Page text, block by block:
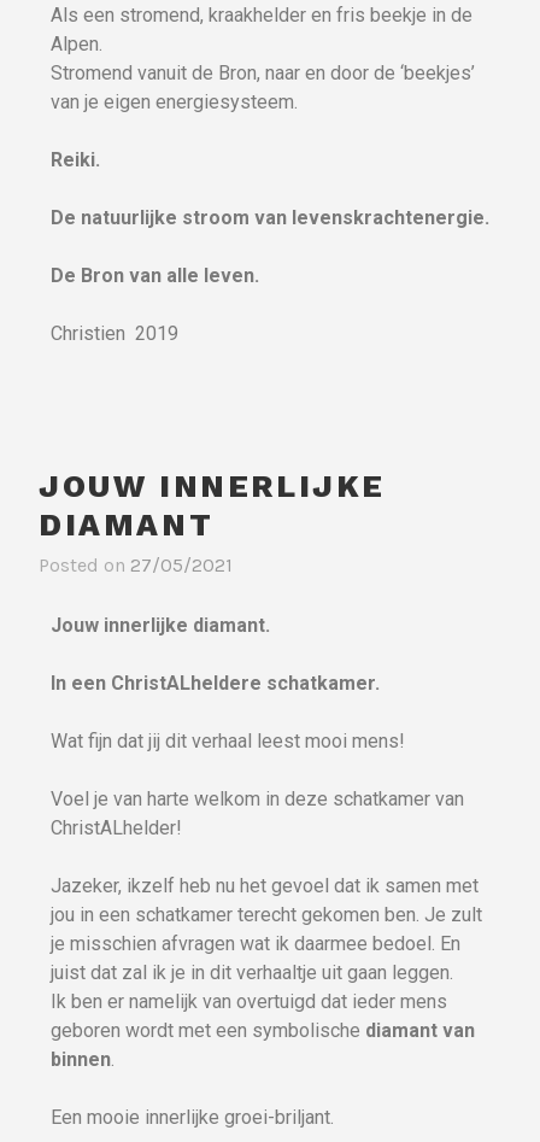
Als een stromend, kraakhelder en fris beekje in de
Alpen.
Stromend vanuit de Bron, naar en door de ‘beekjes’
van je eigen energiesysteem.
Reiki.
De natuurlijke stroom van levenskrachtenergie.
De Bron van alle leven.
Christien 2019
JOUW INNERLIJKE
DIAMANT
Posted on 27/05/2021
Jouw innerlijke diamant.
In een ChristALheldere schatkamer.
Wat fijn dat jij dit verhaal leest mooi mens!
Voel je van harte welkom in deze schatkamer van
ChristALhelder!
Jazeker, ikzelf heb nu het gevoel dat ik samen met
jou in een schatkamer terecht gekomen ben. Je zult
je misschien afvragen wat ik daarmee bedoel. En
juist dat zal ik je in dit verhaaltje uit gaan leggen.
Ik ben er namelijk van overtuigd dat ieder mens
geboren wordt met een symbolische diamant van
binnen.
Een mooie innerlijke groei-briljant.